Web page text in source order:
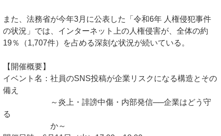
また、法務省が今年3月に公表した「令和6年 人権侵犯事件
の状況」では、インターネット上の人権侵害が、全体の約
19％（1,707件）を占める深刻な状況が続いている。
【開催概要】
イベント名：社員のSNS投稿が企業リスクになる構造とその
備え
～炎上・誹謗中傷・内部発信──企業はどう守
る
か～